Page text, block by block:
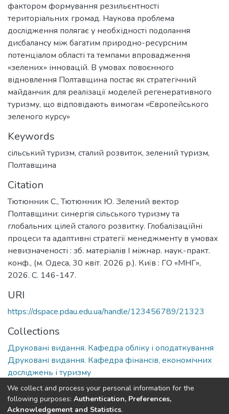
фактором формування резильєнтності
територіальних громад. Наукова проблема
дослідження полягає у необхідності подолання
дисбалансу між багатим природно-ресурсним
потенціалом області та темпами впровадження
«зелених» інновацій. В умовах повоєнного
відновлення Полтавщина постає як стратегічний
майданчик для реалізації моделей регенеративного
туризму, що відповідають вимогам «Європейського
зеленого курсу»
Keywords
сільський туризм, сталий розвиток, зелений туризм,
Полтавщина
Citation
Тютюнник С., Тютюнник Ю. Зелений вектор
Полтавщини: синергія сільського туризму та
глобальних цілей сталого розвитку. Глобалізаційні
процеси та адаптивні стратегії менеджменту в умовах
невизначеності : зб. матеріалів І міжнар. наук.-практ.
конф., (м. Одеса, 30 квіт. 2026 р.). Київ : ГО «МНГ»,
2026. С. 146-147.
URI
https://dspace.pdau.edu.ua/handle/123456789/21323
Collections
Друковані видання. Кафедра обліку і оподаткування
Друковані видання. Кафедра фінансів, економічних
досліджень і туризму
Full item page
We collect and process your personal information for the
following purposes: Authentication, Preferences,
Acknowledgement and Statistics.